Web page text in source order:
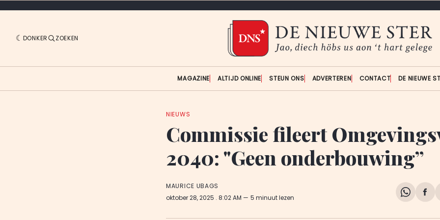
DONKER ZOEKEN
MAGAZINE ALTIJD ONLINE STEUN ONS ADVERTEREN CONTACT DE NIEUWE
NIEUWS
Commissie fileert
2040: "Geen onderbouwing”
MAURICE UBAGS
oktober 28, 2025 . 8:02 AM 5 minuut lezen
Share